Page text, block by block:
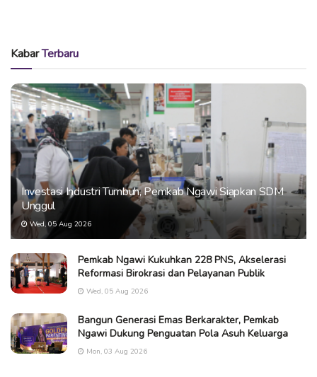
KabarTerbaru
Investasi Industri Tumbuh, Pemkab Ngawi Siapkan SDM
Unggul
Wed, 05 Aug 2026
Pemkab Ngawi Kukuhkan 228 PNS, Akselerasi
Reformasi Birokrasi dan Pelayanan Publik
Wed, 05 Aug 2026
Bangun Generasi Emas Berkarakter, Pemkab
Ngawi Dukung Penguatan Pola Asuh Keluarga
Mon, 03 Aug 2026